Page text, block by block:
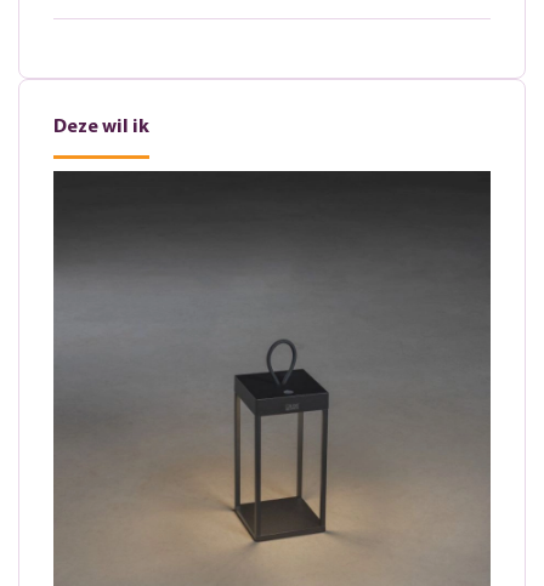
Deze wil ik